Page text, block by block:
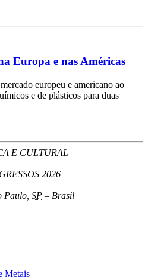
Europa e nas Américas
europeu e americano ao
e de plásticos para duas
E CULTURAL
2026
Paulo SP – Brasil
Metais